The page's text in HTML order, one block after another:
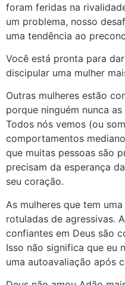
foram feridas na
um problema, nosso
uma tendência ao
Você está pronta para
discipular uma mulher
Outras mulheres estão
porque ninguém nunca
Todos nós vemos (ou
comportamentos
que muitas pessoas são
precisam da esperança
seu coração.
As mulheres que tem
rotuladas de agressivas.
confiantes em Deus são
Isso não significa que eu
uma autoavaliação após